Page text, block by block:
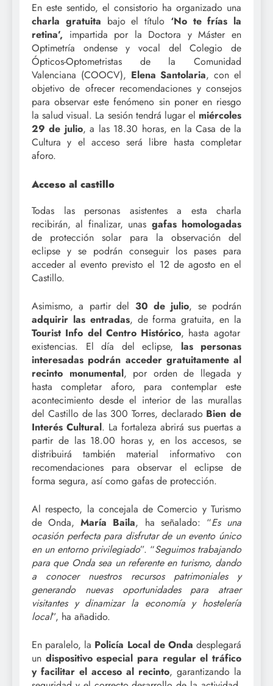
En este sentido, el consistorio ha organizado una
charla gratuita bajo el título ‘No te frías la
retina’, impartida por la Doctora y Máster en
Optimetría ondense y vocal del Colegio de
Ópticos-Optometristas de la Comunidad
Valenciana (COOCV), Elena Santolaria, con el
objetivo de ofrecer recomendaciones y consejos
para observar este fenómeno sin poner en riesgo
la salud visual. La sesión tendrá lugar el miércoles
29 de julio, a las 18.30 horas, en la Casa de la
Cultura y el acceso será libre hasta completar
aforo.
Acceso al castillo
Todas las personas asistentes a esta charla
recibirán, al finalizar, unas gafas homologadas
de protección solar para la observación del
eclipse y se podrán conseguir los pases para
acceder al evento previsto el 12 de agosto en el
Castillo.
Asimismo, a partir del 30 de julio, se podrán
adquirir las entradas, de forma gratuita, en la
Tourist Info del Centro Histórico, hasta agotar
existencias. El día del eclipse, las personas
interesadas podrán acceder gratuitamente al
recinto monumental, por orden de llegada y
hasta completar aforo, para contemplar este
acontecimiento desde el interior de las murallas
del Castillo de las 300 Torres, declarado Bien de
Interés Cultural. La fortaleza abrirá sus puertas a
partir de las 18.00 horas y, en los accesos, se
distribuirá también material informativo con
recomendaciones para observar el eclipse de
forma segura, así como gafas de protección.
Al respecto, la concejala de Comercio y Turismo
de Onda,María Baila, ha señalado: “Es una
ocasión perfecta para disfrutar de un evento único
en un entorno privilegiado”. “Seguimos trabajando
para que Onda sea un referente en turismo, dando
a conocer nuestros recursos patrimoniales y
generando nuevas oportunidades para atraer
visitantes y dinamizar la economía y hostelería
local”, ha añadido.
En paralelo, la Policía Local de Onda desplegará
un dispositivo especial para regular el tráfico
y facilitar el acceso al recinto, garantizando la